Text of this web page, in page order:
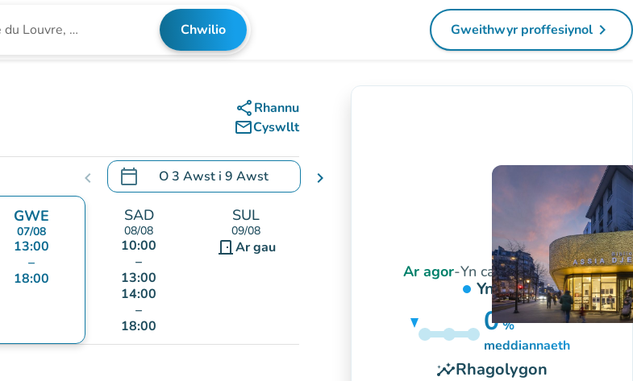
Chwilio Gweithwyr proffesiynol navigate_next
(tab newydd)
shareRhannu
mail_outlineCyswllt
chevron_left calendar_today O3 Awst i 9 Awst
.Agor y calendr i newid dyddiadau chevron_right
GWE
07/08
13:00
–
18:00
SAD
08/08
10:00
–
13:00
14:00
–
18:00
SUL
09/08
door_front Ar gau
Ar agor-Yn cau am 6:00 yh
Yn fyw
0%
15%
meddiannaeth
insightsRhagolygon